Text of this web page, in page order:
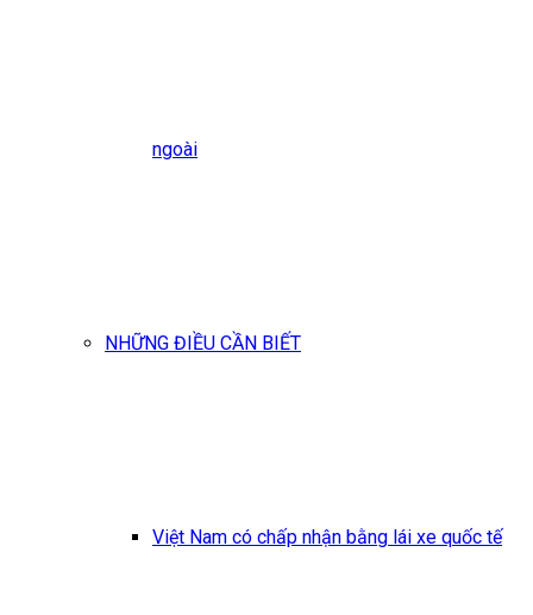
ngoài
NHỮNG ĐIỀU CẦN BIẾT
Việt Nam có chấp nhận bằng lái xe quốc tế